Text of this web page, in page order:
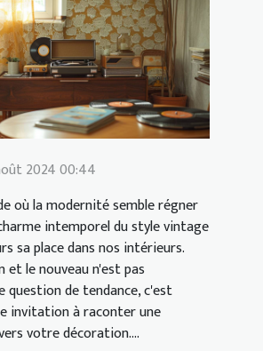
2024 00:44
où la modernité semble régner
intemporel du style vintage
sa place dans nos intérieurs.
et le nouveau n'est pas
question de tendance, c'est
invitation à raconter une
votre décoration....